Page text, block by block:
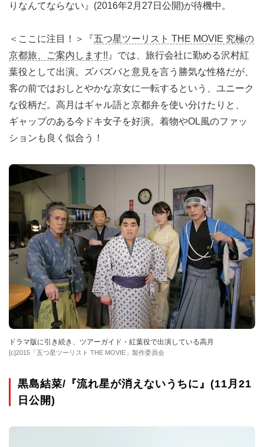
りなんてならない』(2016年2月27日公開)が待機中。
＜ここに注目！＞『五つ星ツーリスト THE MOVIE 究極の
京都旅、ご案内します!! 』では、旅行会社に勤める沢村紅
葉役として出演。ズバズバと意見を言う勝気な性格だが、
客の前ではおしとやかな京女に一転するという、ユニーク
な役柄だ。高月はギャル語と京都弁を使い分けたりと、
ギャップのある今ドキ女子を好演。着物やOL風のファッ
ションも良く似合う！
ドラマ版に引き続き、ツアーガイド・紅葉役で出演している高月
[c]2015「五つ星ツーリスト THE MOVIE」製作委員会
黒島結菜/『流れ星が消えないうちに』(11月21
日公開)